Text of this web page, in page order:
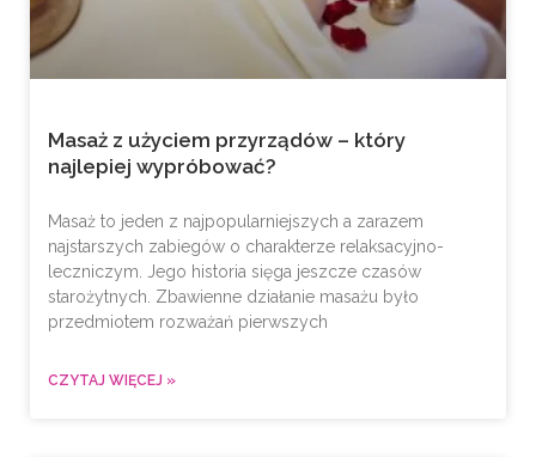
Masaż z użyciem przyrządów – który
najlepiej wypróbować?
Masaż to jeden z najpopularniejszych a zarazem
najstarszych zabiegów o charakterze relaksacyjno-
leczniczym. Jego historia sięga jeszcze czasów
starożytnych. Zbawienne działanie masażu było
przedmiotem rozważań pierwszych
CZYTAJ WIĘCEJ »